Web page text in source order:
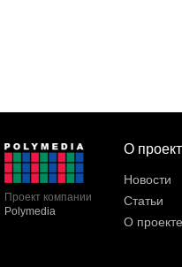
Проект компании
Polymedia
О
Новости
Статьи
О проекте